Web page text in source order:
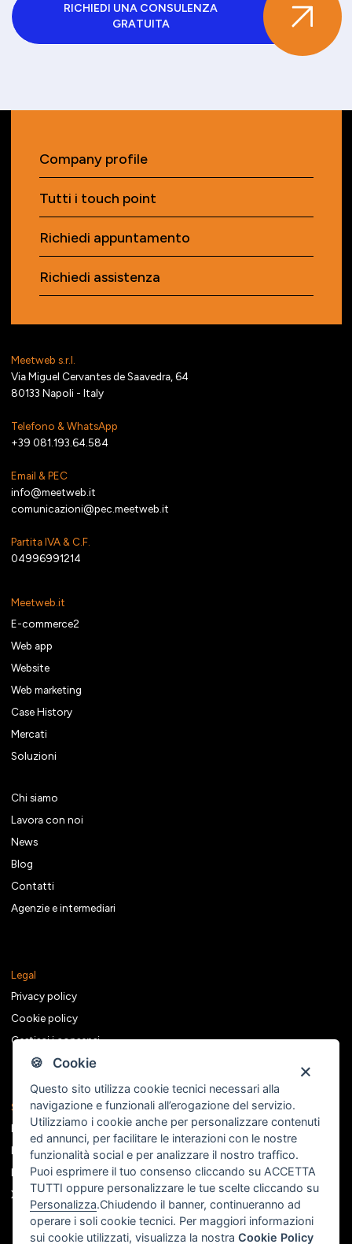
🍪 Cookie
Questo sito utilizza cookie tecnici necessari alla
navigazione e funzionali all’erogazione del servizio.
Utilizziamo i cookie anche per personalizzare contenuti
ed annunci, per facilitare le interazioni con le nostre
funzionalità social e per analizzare il nostro traffico.
Puoi esprimere il tuo consenso cliccando su ACCETTA
TUTTI oppure personalizzare le tue scelte cliccando su
Personalizza.Chiudendo il banner, continueranno ad
operare i soli cookie tecnici. Per maggiori informazioni
sui cookie utilizzati, visualizza la nostraCookie Policy
RICHIEDI UNA CONSULENZA
GRATUITA
Meetweb s.r.l.
Via Miguel Cervantes de Saavedra, 64
80133 Napoli - Italy
Telefono & WhatsApp
+39 081.193.64.584
Email & PEC
info@meetweb.it
comunicazioni@pec.meetweb.it
Partita IVA & C.F.
04996991214
Meetweb.it
E-commerce2
Web app
Website
Web marketing
Case History
Mercati
Soluzioni
Chi siamo
Lavora con noi
News
Blog
Contatti
Agenzie e intermediari
Legal
Privacy policy
Cookie policy
Gestisci i consensi
Seguici sui social
Facebook
Instagram
Linkedin
X
Company profile
Tutti i touch point
Richiedi appuntamento
Richiedi assistenza